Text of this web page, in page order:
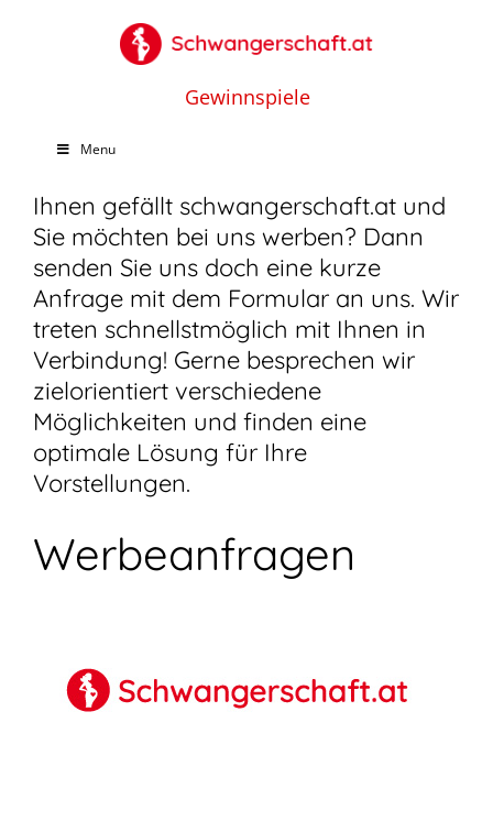
Gewinnspiele
Menu
Ihnen gefällt schwangerschaft.at und
Sie möchten bei uns werben? Dann
senden Sie uns doch eine kurze
Anfrage mit dem Formular an uns. Wir
treten schnellstmöglich mit Ihnen in
Verbindung! Gerne besprechen wir
zielorientiert verschiedene
Möglichkeiten und finden eine
optimale Lösung für Ihre
Vorstellungen.
Werbeanfragen